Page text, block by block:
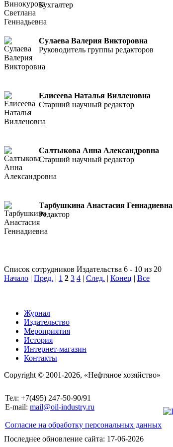
Бухгалтер
Сулаева Валерия Викторовна
Руководитель группы редакторов
Елисеева Наталья Вилленовна
Старший научный редактор
Салтыкова Анна Александровна
Старший научный редактор
Тарбушкина Анастасия Геннадиевна
Редактор
Список сотрудников Издательства 6 - 10 из 20
Начало | Пред. | 1 2 3 4 | След. | Конец | Все
Журнал
Издательство
Мероприятия
История
Интернет-магазин
Контакты
Copyright © 2001-2026, «Нефтяное хозяйство»
Тел: +7(495) 247-50-90/91
E-mail: mail@oil-industry.ru
Согласие на обработку персональных данных
Последнее обновление сайта: 17-06-2026